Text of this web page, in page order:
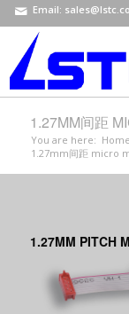
Email: sales@lstc.co
1.27MM间距
You are here: Home
1.27mm间距 micro
1.27MM PITCH